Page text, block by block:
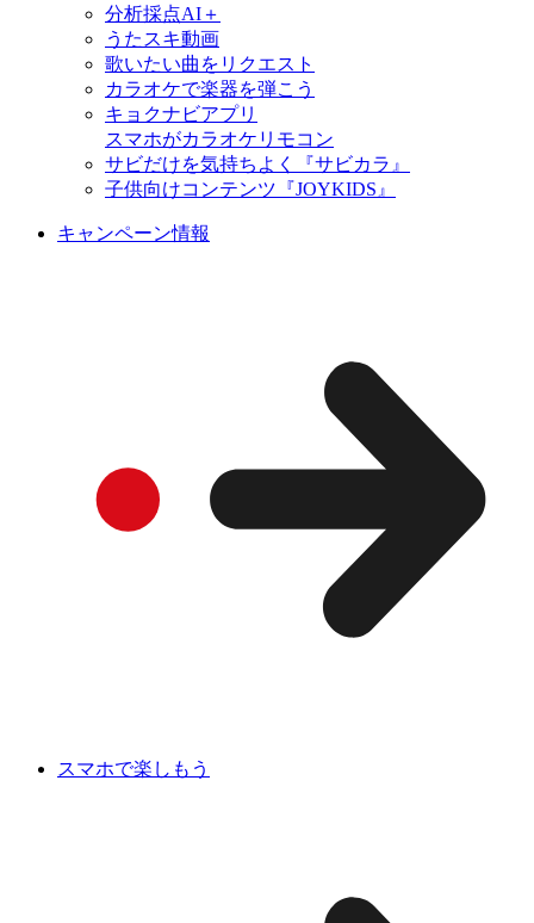
分析採点AI＋
うたスキ動画
歌いたい曲をリクエスト
カラオケで楽器を弾こう
キョクナビアプリ
スマホがカラオケリモコン
サビだけを気持ちよく『サビカラ』
子供向けコンテンツ『JOYKIDS』
キャンペーン情報
スマホで楽しもう